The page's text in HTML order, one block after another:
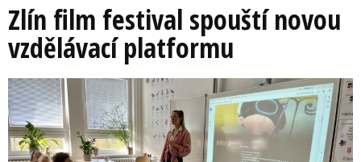
Zlín film festival spouští novou
vzdělávací platformu